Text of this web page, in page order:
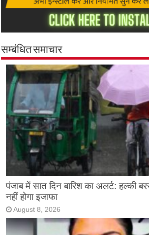
सम्बंधित समाचार
पंजाब में सात दिन बारिश का अलर्ट: हल्की
नहीं होगा इजाफा
August 8, 2026